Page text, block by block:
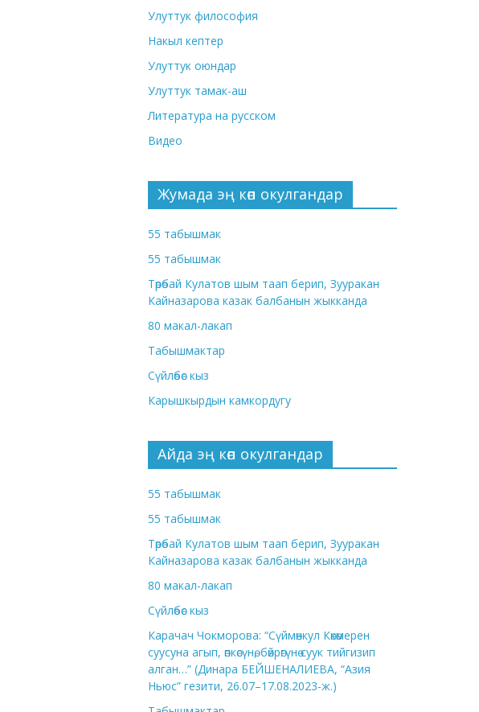
Улуттук философия
Накыл кептер
Улуттук оюндар
Улуттук тамак-аш
Литература на русском
Видео
Жумада эң көп окулгандар
55 табышмак
55 табышмак
Төрөбай Кулатов шым таап берип, Зууракан
Кайназарова казак балбанын жыкканда
80 макал-лакап
Табышмактар
Сүйлөбөс кыз
Карышкырдын камкордугу
Айда эң көп окулгандар
55 табышмак
55 табышмак
Төрөбай Кулатов шым таап берип, Зууракан
Кайназарова казак балбанын жыкканда
80 макал-лакап
Сүйлөбөс кыз
Карачач Чокморова: “Сүймөнкул Көкөмерен
суусуна агып, өпкөсүнө, бөйрөгүнө суук тийгизип
алган…” (Динара БЕЙШЕНАЛИЕВА, “Азия
Ньюс” гезити, 26.07–17.08.2023-ж.)